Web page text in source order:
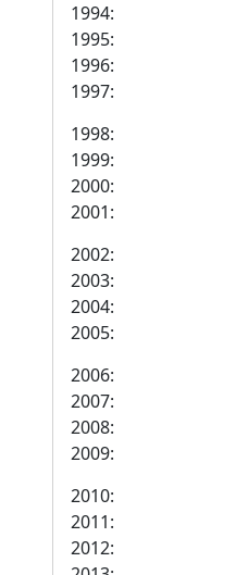
1994:
1995:
1996:
1997:
1998:
1999:
2000:
2001:
2002:
2003:
2004:
2005:
2006:
2007:
2008:
2009:
2010:
2011:
2012: